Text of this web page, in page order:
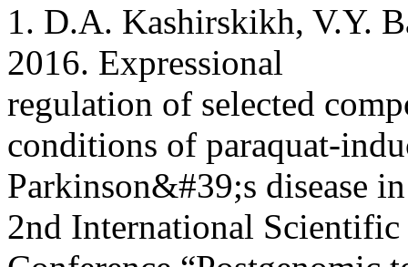
1. D.A. Kashirskikh, V.Y.
2016. Expressional
regulation of selected
conditions of paraquat-
Parkinson&#39;s disease
2nd International Scientific